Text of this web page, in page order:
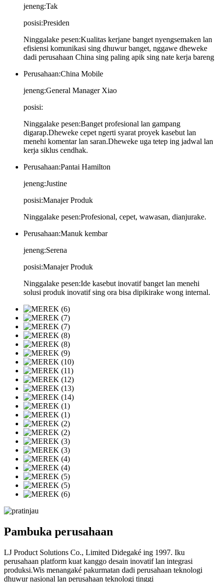
jeneng:Tak
posisi:Presiden
Ninggalake pesen:Kualitas kerjane banget nyengsemaken lan
efisiensi komunikasi sing dhuwur banget, nggawe dheweke
dadi perusahaan China sing paling apik sing nate kerja bareng
Perusahaan:China Mobile
jeneng:General Manager Xiao
posisi:
Ninggalake pesen:Banget profesional lan gampang
digarap.Dheweke cepet ngerti syarat proyek kasebut lan
menehi komentar lan saran.Dheweke uga tetep ing jadwal lan
kerja siklus cendhak.
Perusahaan:Pantai Hamilton
jeneng:Justine
posisi:Manajer Produk
Ninggalake pesen:Profesional, cepet, wawasan, dianjurake.
Perusahaan:Manuk kembar
jeneng:Serena
posisi:Manajer Produk
Ninggalake pesen:Ide kasebut inovatif banget lan menehi
solusi produk inovatif sing ora bisa dipikirake wong internal.
Pambuka perusahaan
LJ Product Solutions Co., Limited Didegaké ing 1997. Iku
perusahaan platform kuat kanggo desain inovatif lan integrasi
produksi.Wis menangaké pakurmatan dadi perusahaan teknologi
dhuwur nasional lan perusahaan teknologi tinggi